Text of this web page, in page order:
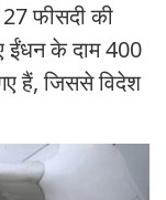
फीसदी की
ईंधन के दाम 400
हैं, जिससे विदेश